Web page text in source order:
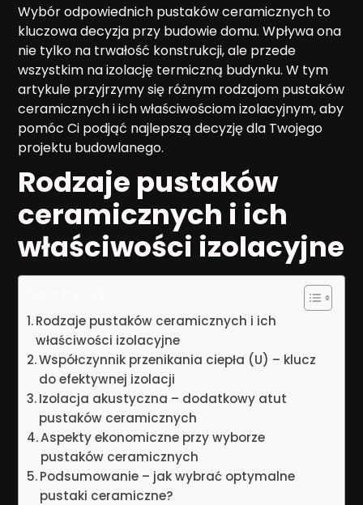
Wybór odpowiednich pustaków ceramicznych to
kluczowa decyzja przy budowie domu. Wpływa ona
nie tylko na trwałość konstrukcji, ale przede
wszystkim na izolację termiczną budynku. W tym
artykule przyjrzymy się różnym rodzajom pustaków
ceramicznych i ich właściwościom izolacyjnym, aby
pomóc Ci podjąć najlepszą decyzję dla Twojego
projektu budowlanego.
Rodzaje pustaków
ceramicznych i ich
właściwości izolacyjne
Rodzaje pustaków ceramicznych i ich
właściwości izolacyjne
Współczynnik przenikania ciepła (U) – klucz
do efektywnej izolacji
Izolacja akustyczna – dodatkowy atut
pustaków ceramicznych
Aspekty ekonomiczne przy wyborze
pustaków ceramicznych
Podsumowanie – jak wybrać optymalne
pustaki ceramiczne?